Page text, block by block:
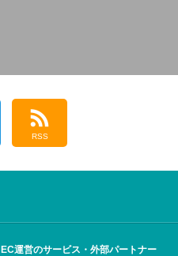
RSS
EC運営のサービス・外部パートナー